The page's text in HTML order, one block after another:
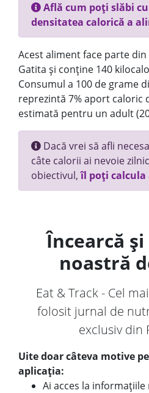
Află cum poți slăbi
densitatea calorică a
Acest aliment face parte
Gatita și conține 140
Consumul a 100 de grame
reprezintă 7% aport caloric
estimată pentru un adult
Dacă vrei să afli
câte calorii ai nevoie
obiectivul,îl poți calcula
Încearcă
noastră
Eat & Track - Cel
folosit jurnal de
exclusiv din
Uite doar câteva motive
aplicația:
Ai acces la